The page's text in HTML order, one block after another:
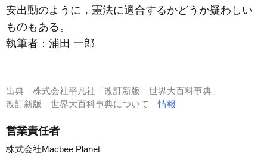
安出動のように，憲法に適合するかどうか疑わしい
ものもある。
執筆者： 浦田 一郎
出典 株式会社平凡社「改訂新版 世界大百科事典」
改訂新版 世界大百科事典について情報
営業責任者
株式会社Macbee Planet